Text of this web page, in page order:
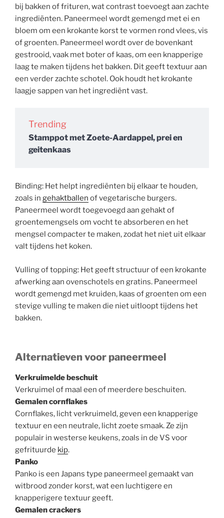
bij bakken of frituren, wat contrast toevoegt aan zachte
ingrediënten. Paneermeel wordt gemengd met ei en
bloem om een krokante korst te vormen rond vlees, vis
of groenten. Paneermeel wordt over de bovenkant
gestrooid, vaak met boter of kaas, om een knapperige
laag te maken tijdens het bakken. Dit geeft textuur aan
een verder zachte schotel. Ook houdt het krokante
laagje sappen van het ingrediënt vast.
Trending
Stamppot met Zoete-Aardappel, prei en
geitenkaas
Binding: Het helpt ingrediënten bij elkaar te houden,
zoals in gehaktballen of vegetarische burgers.
Paneermeel wordt toegevoegd aan gehakt of
groentemengsels om vocht te absorberen en het
mengsel compacter te maken, zodat het niet uit elkaar
valt tijdens het koken.
Vulling of topping: Het geeft structuur of een krokante
afwerking aan ovenschotels en gratins. Paneermeel
wordt gemengd met kruiden, kaas of groenten om een
stevige vulling te maken die niet uitloopt tijdens het
bakken.
Alternatieven voor paneermeel
Verkruimelde beschuit
Verkruimel of maal een of meerdere beschuiten.
Gemalen cornflakes
Cornflakes, licht verkruimeld, geven een knapperige
textuur en een neutrale, licht zoete smaak. Ze zijn
populair in westerse keukens, zoals in de VS voor
gefrituurde kip.
Panko
Panko is een Japans type paneermeel gemaakt van
witbrood zonder korst, wat een luchtigere en
knapperigere textuur geeft.
Gemalen crackers